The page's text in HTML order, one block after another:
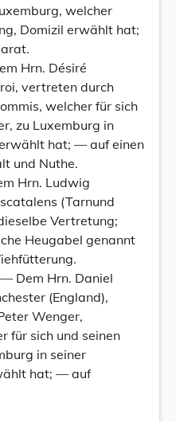
welcher
Domizil erwählt hat;
Hrn. Désiré
vertreten durch
welcher für sich
zu Luxemburg in
hat; — auf einen
und Nuthe.
Hrn. Ludwig
(Tarnund
Vertretung;
Heugabel genannt
Dem Hrn. Daniel
(England),
Wenger,
für sich und seinen
in seiner
hat; — auf